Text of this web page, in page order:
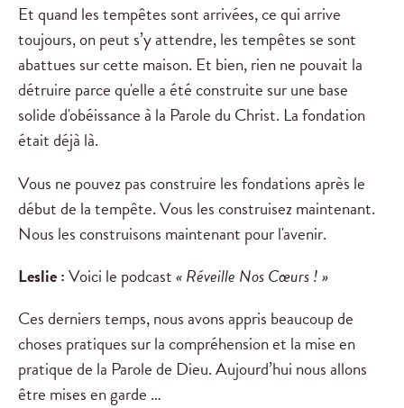
Et quand les tempêtes sont arrivées, ce qui arrive
toujours, on peut s’y attendre, les tempêtes se sont
abattues sur cette maison. Et bien, rien ne pouvait la
détruire parce qu'elle a été construite sur une base
solide d'obéissance à la Parole du Christ. La fondation
était déjà là.
Vous ne pouvez pas construire les fondations après le
début de la tempête. Vous les construisez maintenant.
Nous les construisons maintenant pour l'avenir.
Leslie :Voici le podcast« Réveille Nos Cœurs ! »
Ces derniers temps, nous avons appris beaucoup de
choses pratiques sur la compréhension et la mise en
pratique de la Parole de Dieu. Aujourd’hui nous allons
être mises en garde …